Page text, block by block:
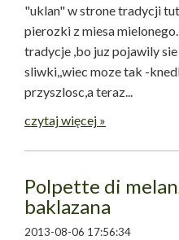
"uklan" w strone tradycji
pierozki z miesa
tradycje ,bo juz pojawily
sliwki,,wiec moze tak -
przyszlosc,a teraz...
czytaj więcej »
Polpette di
baklazana
2013-08-06 17:56:34